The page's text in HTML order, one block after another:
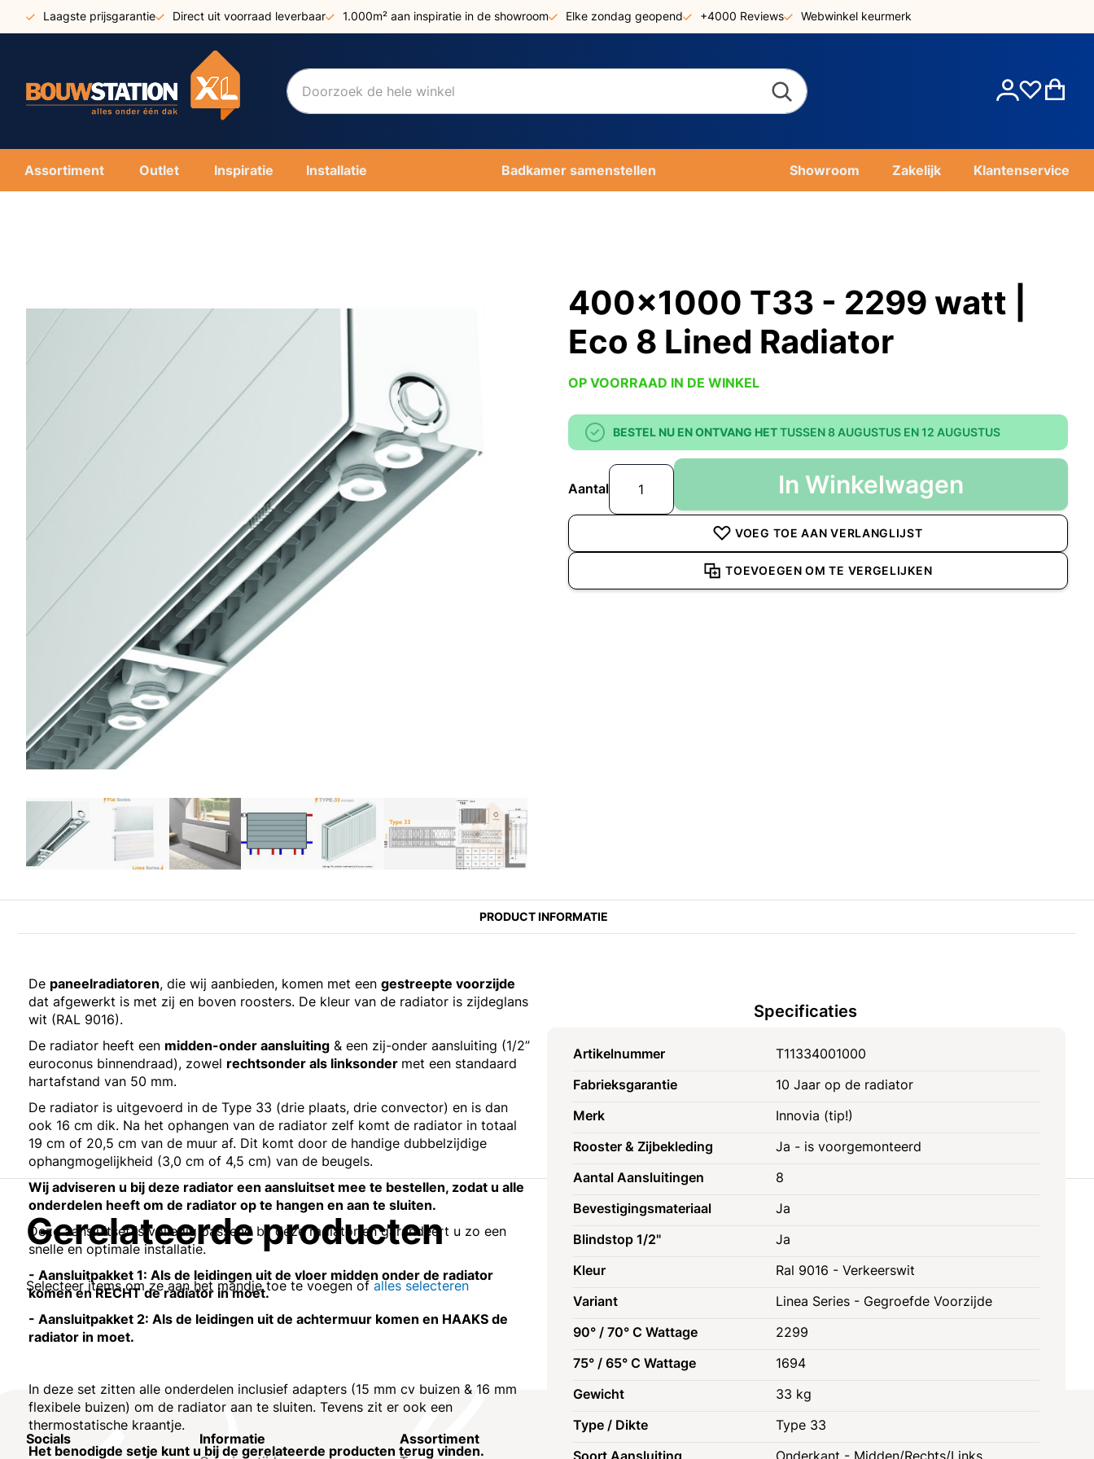
Ga
naar
Laagste prijsgarantie Direct uit voorraad leverbaar 1.000m² aan inspiratie in de showroom Elke zondag geopend +4000 Reviews Webwinkel keurmerk
Account
Assortiment Outlet Inspiratie Installatie Badkamer samenstellen Showroom Zakelijk Klantenservice
400x1000 T33 - 2299 watt |
Eco 8 Lined Radiator
OP VOORRAAD IN DE WINKEL
BESTEL NU EN ONTVANG HETTUSSEN 8 AUGUSTUS EN 12 AUGUSTUS
Aantal In Winkelwagen
VOEG TOE AAN VERLANGLIJST
TOEVOEGEN OM TE VERGELIJKEN
PRODUCT INFORMATIE
Specificaties
Artikelnummer
T11334001000
Fabrieksgarantie
10 Jaar op de radiator
Merk
Innovia (tip!)
Rooster & Zijbekleding
Ja - is voorgemonteerd
Aantal Aansluitingen
8
Bevestigingsmateriaal
Ja
Blindstop 1/2"
Ja
Kleur
Ral 9016 - Verkeerswit
Variant
Linea Series - Gegroefde Voorzijde
90° / 70° C Wattage
2299
75° / 65° C Wattage
1694
Gewicht
33 kg
Type / Dikte
Type 33
De paneelradiatoren, die wij aanbieden, komen met een gestreepte voorzijde
dat afgewerkt is met zij en boven roosters. De kleur van de radiator is zijdeglans
wit (RAL 9016).
De radiator heeft een midden-onder aansluiting & een zij-onder aansluiting (1/2”
euroconus binnendraad), zowel rechtsonder als linksonder met een standaard
hartafstand van 50 mm.
De radiator is uitgevoerd in de Type 33 (drie plaats, drie convector) en is dan
ook 16 cm dik. Na het ophangen van de radiator zelf komt de radiator in totaal
19 cm of 20,5 cm van de muur af. Dit komt door de handige dubbelzijdige
ophangmogelijkheid (3,0 cm of 4,5 cm) van de beugels.
Wij adviseren u bij deze radiator een aansluitset mee te bestellen, zodat u alle
onderdelen heeft om de radiator op te hangen en aan te sluiten.
Deze aansluitset is volledig passend bij deze radiator en garandeert u zo een
snelle en optimale installatie.
- Aansluitpakket 1: Als de leidingen uit de vloer midden onder de radiator
komen en RECHT de radiator in moet.
- Aansluitpakket 2: Als de leidingen uit de achtermuur komen en HAAKS de
radiator in moet.
In deze set zitten alle onderdelen inclusief adapters (15 mm cv buizen & 16 mm
flexibele buizen) om de radiator aan te sluiten. Tevens zit er ook een
thermostatische kraantje.
Het benodigde setje kunt u bij de gerelateerde producten terug vinden.
Gerelateerde producten
Selecteer items om ze aan het mandje toe te voegen of alles selecteren
Socials
Informatie
Assortiment